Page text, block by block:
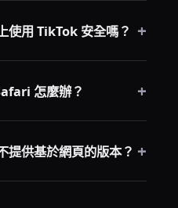
擴充功能。
使用 TikTok 安全嗎？ +
時在手機上使用 TikTok 不
怎麼辦？ +
，然後繼續即
提供基於網頁的版本？ +